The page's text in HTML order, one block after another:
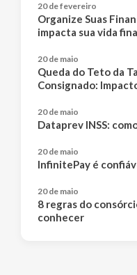
20 de fevereiro
Organize Suas
impacta sua vida
20 de maio
Queda do Teto da
Consignado:
20 de maio
Dataprev INSS:
20 de maio
InfinitePay é
20 de maio
8 regras do
conhecer